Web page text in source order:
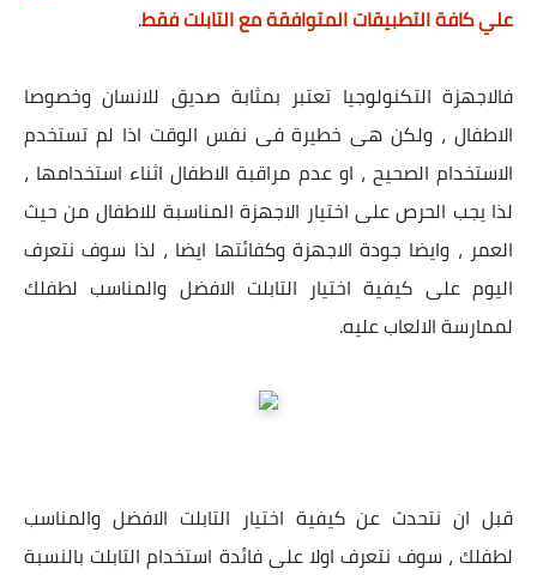
علي كافة التطبيقات المتوافقة مع التابلت فقط.
فالاجهزة التكنولوجيا تعتبر بمثابة صديق للانسان وخصوصا
الاطفال ، ولكن هى خطيرة فى نفس الوقت اذا لم تستخدم
الاستخدام الصحيح ، او عدم مراقبة الاطفال اثناء استخدامها ،
لذا يجب الحرص على اختيار الاجهزة المناسبة للاطفال من حيث
العمر ، وايضا جودة الاجهزة وكفائتها ايضا ، لذا سوف نتعرف
اليوم على كيفية اختيار التابلت الافضل والمناسب لطفلك
لممارسة الالعاب عليه.
قبل ان نتحدث عن كيفية اختيار التابلت الافضل والمناسب
لطفلك ، سوف نتعرف اولا على فائدة استخدام التابلت بالنسبة